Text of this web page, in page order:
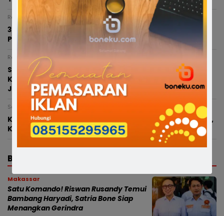
Rabu, 5 Agustus 2026 - 19:08 WITA
3 Terduga Pengedar Sabu Lintas Kabupaten Diciduk
Polsek Lamuru, Puluhan Paket Sabu Siap Edar Disita
Rabu, 5 Agustus 2026 - 14:49 WITA
Satlantas Polres Bone Genjot Langkah Tekan Angka
Kecelakaan, Koordinasi Pasang Rambu dan Perbaikan
Jalan
Senin, 3 Agustus 2026 - 17:11 WITA
Klaim BPJS Ketenagakerjaan CV Ardal Raya Terbantah,
Korban Irfan Ternyata Tidak Terdaftar
BERITA TERBARU
Makassar
Satu Komando! Riswan Rusandy Temui
Bambang Haryadi, Satria Bone Siap
Menangkan Gerindra